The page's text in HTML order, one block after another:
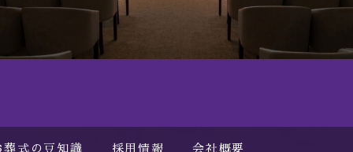
葬式の豆知識 採用情報 会社概要